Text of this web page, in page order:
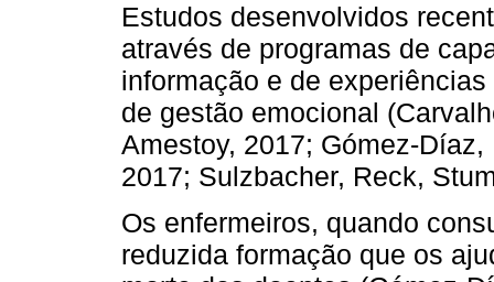
Estudos desenvolvidos
através de programas de
informação e de
de gestão emocional
Amestoy, 2017; Gómez-
2017; Sulzbacher, Reck,
Os enfermeiros, quando
reduzida formação que os